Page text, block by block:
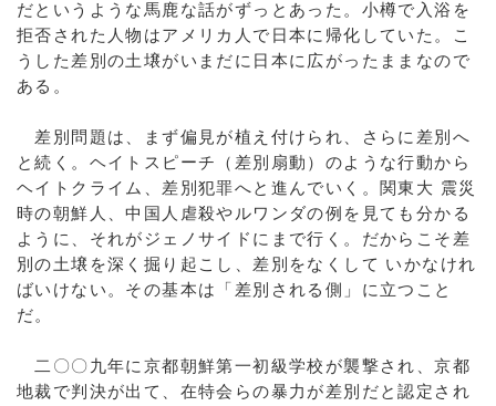
だというような馬鹿な話がずっとあった。小樽で入浴を
拒否された人物はアメリカ人で日本に帰化していた。こ
うした差別の土壌がいまだに日本に広がったままなので
ある。
差別問題は、まず偏見が植え付けられ、さらに差別へ
と続く。ヘイトスピーチ（差別扇動）のような行動から
ヘイトクライム、差別犯罪へと進んでいく。関東大 震災
時の朝鮮人、中国人虐殺やルワンダの例を見ても分かる
ように、それがジェノサイドにまで行く。だからこそ差
別の土壌を深く掘り起こし、差別をなくして いかなけれ
ばいけない。その基本は「差別される側」に立つこと
だ。
二〇〇九年に京都朝鮮第一初級学校が襲撃され、京都
地裁で判決が出て、在特会らの暴力が差別だと認定され